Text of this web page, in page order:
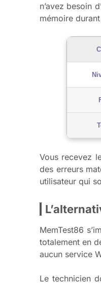
n’avez besoin
mémoire
Vous recevez
des erreurs
utilisateur qui
MemTest86
totalement en
aucun service
Le technicien